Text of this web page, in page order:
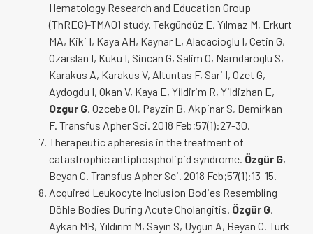
Hematology Research and Education Group
(ThREG)-TMA01 study. Tekgündüz E, Yılmaz M, Erkurt
MA, Kiki I, Kaya AH, Kaynar L, Alacacioglu I, Cetin G,
Ozarslan I, Kuku I, Sincan G, Salim O, Namdaroglu S,
Karakus A, Karakus V, Altuntas F, Sari I, Ozet G,
Aydogdu I, Okan V, Kaya E, Yildirim R, Yildizhan E,
Ozgur G, Ozcebe OI, Payzin B, Akpinar S, Demirkan
F. Transfus Apher Sci. 2018 Feb;57(1):27-30.
Therapeutic apheresis in the treatment of
catastrophic antiphospholipid syndrome. Özgür G,
Beyan C. Transfus Apher Sci. 2018 Feb;57(1):13-15.
Acquired Leukocyte Inclusion Bodies Resembling
Döhle Bodies During Acute Cholangitis. Özgür G,
Aykan MB, Yıldırım M, Sayın S, Uygun A, Beyan C. Turk